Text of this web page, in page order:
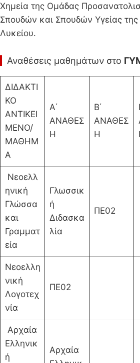
Χημεία της Ομάδας
Σπουδών και Σπουδών Υγείας της
Λυκείου.
Αναθέσεις μαθημάτων στο
ΔΙΔΑΚΤΙ
ΚΟ
ΑΝΤΙΚΕΙ
ΜΕΝΟ/
ΜΑΘΗΜ
Α
Α΄
ΑΝΑΘΕΣ
Η
Β΄
ΑΝΑΘΕΣ
Η
Νεοελλ
ηνική
Γλώσσα
και
Γραμματ
εία
Γλωσσικ
ή
Διδασκα
λία
ΠΕ02
Νεοελλη
νική
Λογοτεχ
νία
ΠΕ02
Αρχαία
Ελληνικ
ή
Αρχαία